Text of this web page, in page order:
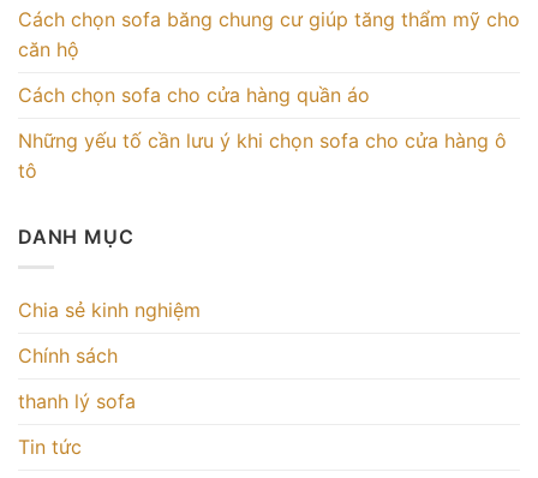
Cách chọn sofa băng chung cư giúp tăng thẩm mỹ cho
căn hộ
Cách chọn sofa cho cửa hàng quần áo
Những yếu tố cần lưu ý khi chọn sofa cho cửa hàng ô
tô
DANH MỤC
Chia sẻ kinh nghiệm
Chính sách
thanh lý sofa
Tin tức